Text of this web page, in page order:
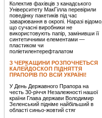
Колектив фахівців з канадського
Університету МакГілла перевірили
поведінку пакетиків під час
заварювання в окропі. Наразі відомо,
що сучасні виробники не
використовують папір, замінивши її
синтетичними елементами —
пластиком чи
поліетилентерефталатом
З ЧЕРКАЩИНИ РОЗПОЧНЕТЬСЯ
КАЛЕЙДОСКОП ПІДНЯТТЯ
ПРАПОРІВ ПО ВСІЙ УКРАЇНІ!
У День Державного Прапора на
честь 30-річчя Незалежності нашої
країни Глава держави Володимир
Зеленський підніме найбільший в
області синьо-жовтий стяг